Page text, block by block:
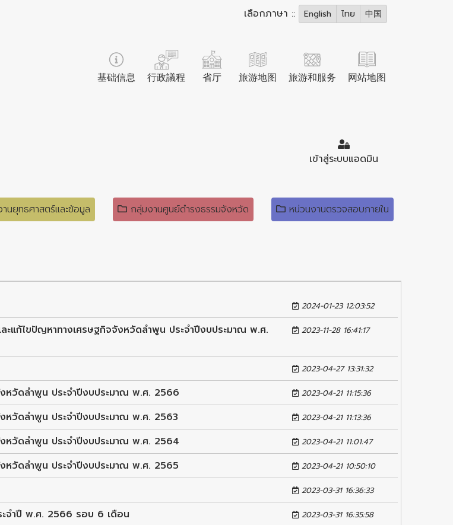
เลือกภาษา :: English ไทย 中国
基础信息 行政議程 省厅 旅游地图 旅游和服务 网站地图
เข้าสู่ระบบแอดมิน
นยุทธศาสตร์และข้อมูล กลุ่มงานศูนย์ดำรงธรรมจังหวัด หน่วนงานตรวจสอบภายใน
2024-01-23 12:03:52
ะแก้ไขปัญหาทางเศรษฐกิจจังหวัดลำพูน ประจำปีงบประมาณ พ.ศ.
2023-11-28 16:41:17
2023-04-27 13:31:32
หวัดลำพูน ประจำปีงบประมาณ พ.ศ. 2566 2023-04-21 11:15:36
หวัดลำพูน ประจำปีงบประมาณ พ.ศ. 2563 2023-04-21 11:13:36
หวัดลำพูน ประจำปีงบประมาณ พ.ศ. 2564 2023-04-21 11:01:47
หวัดลำพูน ประจำปีงบประมาณ พ.ศ. 2565 2023-04-21 10:50:10
2023-03-31 16:36:33
ะจำปี พ.ศ. 2566 รอบ 6 เดือน 2023-03-31 16:35:58